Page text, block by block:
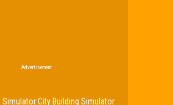
Advertisement
Simulator:City Building Simulator